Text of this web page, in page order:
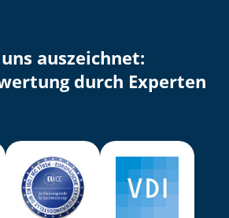
auszeichnet:
durch Experten